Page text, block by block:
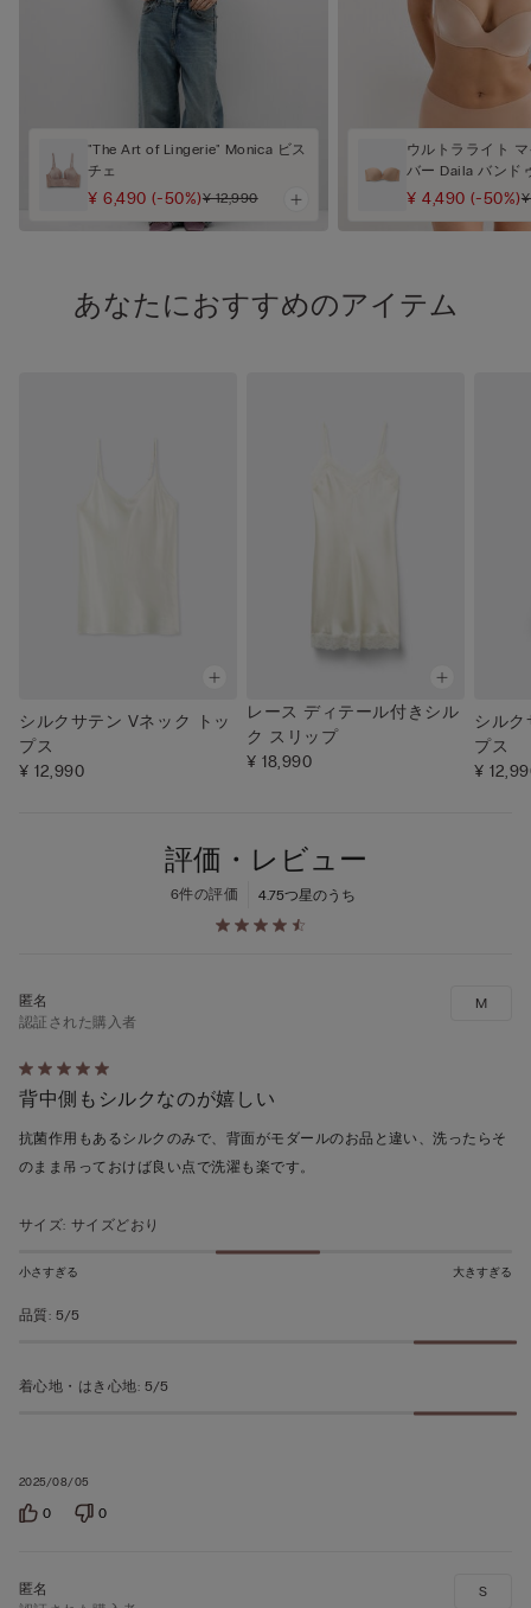
"The Art of Lingerie" Monica ビス
チェ
¥ 6,490(-50%)¥ 12,990
ウルトラライト
バー Daila バンド
¥ 4,490(-50%)
あなたにおすすめのアイテム
シルクサテン Vネック トッ
プス
¥ 12,990
レース ディテール付きシル
ク スリップ
¥ 18,990
シル
プス
¥
評価・レビュー
4.75つ星のうち
6件の評価
5
段
階
の
ち
の
価
2025/08/05
認証された購入者
背中側もシルクなのが嬉しい
抗菌作用もあるシルクのみで、背面がモダールのお品と違い、洗ったらそ
のまま吊っておけば良い点で洗濯も楽です。
M
サイズ: サイズどおり
小さすぎる 大きすぎる
品質: 5/5
着心地・はき心地: 5/5
0 0
S